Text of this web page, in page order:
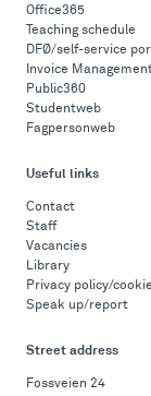
Office365
Teaching schedule
DFØ/self-service
Invoice
Public360
Studentweb
Fagpersonweb
Useful links
Contact
Staff
Vacancies
Library
Privacy policy/
Speak up/report
Street address
Fossveien 24